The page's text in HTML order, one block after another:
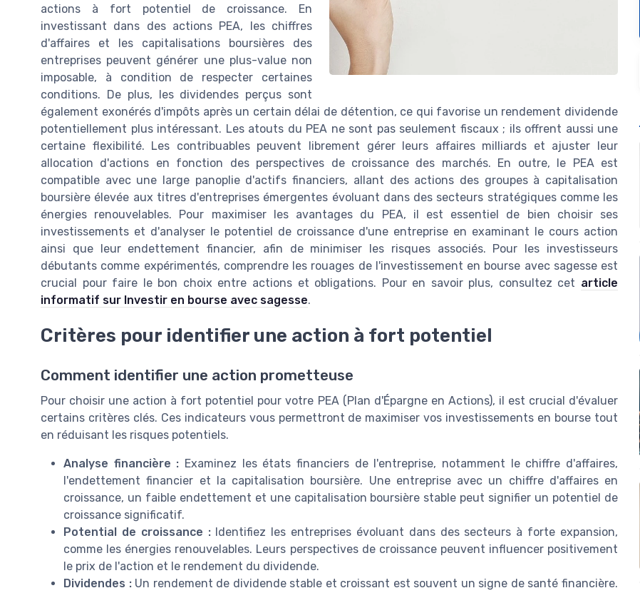
actions à fort potentiel de croissance. En
investissant dans des actions PEA, les chiffres
d'affaires et les capitalisations boursières des
entreprises peuvent générer une plus-value non
imposable, à condition de respecter certaines
conditions. De plus, les dividendes perçus sont
également exonérés d'impôts après un certain délai de détention, ce qui favorise un rendement dividende
potentiellement plus intéressant. Les atouts du PEA ne sont pas seulement fiscaux ; ils offrent aussi une
certaine flexibilité. Les contribuables peuvent librement gérer leurs affaires milliards et ajuster leur
allocation d'actions en fonction des perspectives de croissance des marchés. En outre, le PEA est
compatible avec une large panoplie d'actifs financiers, allant des actions des groupes à capitalisation
boursière élevée aux titres d'entreprises émergentes évoluant dans des secteurs stratégiques comme les
énergies renouvelables. Pour maximiser les avantages du PEA, il est essentiel de bien choisir ses
investissements et d'analyser le potentiel de croissance d'une entreprise en examinant le cours action
ainsi que leur endettement financier, afin de minimiser les risques associés. Pour les investisseurs
débutants comme expérimentés, comprendre les rouages de l'investissement en bourse avec sagesse est
crucial pour faire le bon choix entre actions et obligations. Pour en savoir plus, consultez cet article
informatif sur Investir en bourse avec sagesse.
Critères pour identifier une action à fort potentiel
Comment identifier une action prometteuse
Pour choisir une action à fort potentiel pour votre PEA (Plan d'Épargne en Actions), il est crucial d'évaluer
certains critères clés. Ces indicateurs vous permettront de maximiser vos investissements en bourse tout
en réduisant les risques potentiels.
Analyse financière : Examinez les états financiers de l'entreprise, notamment le chiffre d'affaires,
l'endettement financier et la capitalisation boursière. Une entreprise avec un chiffre d'affaires en
croissance, un faible endettement et une capitalisation boursière stable peut signifier un potentiel de
croissance significatif.
Potential de croissance :Identifiez les entreprises évoluant dans des secteurs à forte expansion,
comme les énergies renouvelables. Leurs perspectives de croissance peuvent influencer positivement
le prix de l'action et le rendement du dividende.
Dividendes :Un rendement de dividende stable et croissant est souvent un signe de santé financière.